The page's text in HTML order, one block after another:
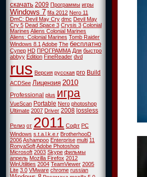
скачать 2009 Программы игры
Windows 7 fifa 2012 Nero 11
DmC: Devil May Cry dmc Devil May
Cry 5 Dead Space 3 Crysis 3 Colonial
MarinesAliens Colonial Marines
Aliens: Colonial Marines Tomb Raider
Windows 8.1Adobe The бесплатно
Супер HD ПРОГРАММА Для быстро
abbyy Edition FineReader dvd
rus Версия русская pro Build
ACDSee Лицензия 2010
Professional plus игра
VueScan Portable Nero photoshop
Ultimate 2007 Driver 2008 lossless
Релиз от 2011 Софт PC
Windows s.t.a.l.k.e.r BrotherhooD
2006Ashampoo Enterprise multi 11
RonyaSoftAdobe Photoshop
Microsoft 2003 Skype фильмы
апрель Mozilla Firefox 2012
WinUtilities 2004 TeamViewer 2005
Lite 3.0 VMware chrome russian